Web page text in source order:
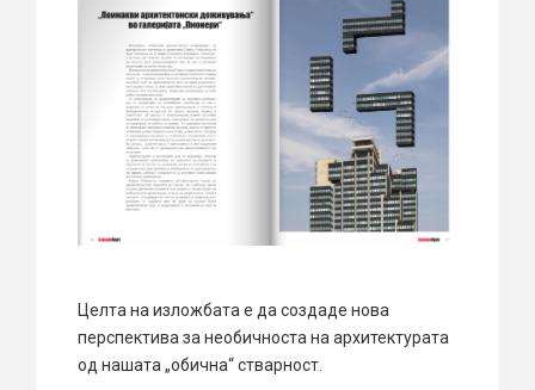
Целта на изложбата е да создаде нова
перспектива за необичноста на архитектурата
од нашата „обична“ стварност.